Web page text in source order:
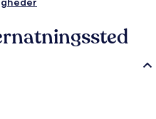
og en bar/lounge.